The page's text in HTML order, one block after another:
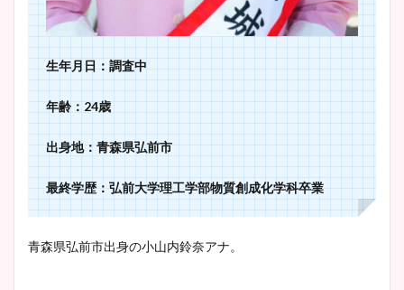
生年月日：調査中
年齢：24歳
出身地：青森県弘前市
最終学歴：弘前大学理工学部物質創成化学科卒業
青森県弘前市出身の小山内鈴奈アナ。